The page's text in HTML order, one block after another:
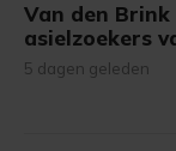
Van den
asielzoekers
5 dagen geleden